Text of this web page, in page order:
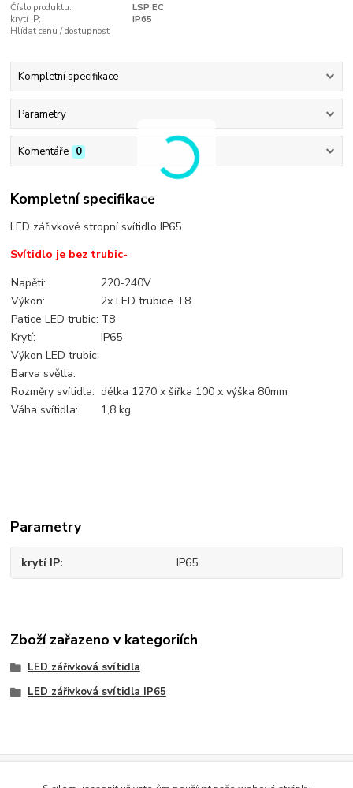
Číslo produktu:
LSP EC
krytí IP:
IP65
Hlídat cenu / dostupnost
Kompletní specifikace
Parametry
Komentáře 0
Kompletní specifikace
LED zářivkové stropní svítidlo IP65.
Svítidlo je bez trubic-
Napětí:
220-240V
Výkon:
2x LED trubice T8
Patice LED trubic: T8
Krytí:
IP65
Výkon LED trubic:
Barva světla:
Rozměry svítidla: délka 1270 x šířka 100 x výška 80mm
Váha svítidla:
1,8 kg
Parametry
krytí IP IP65
Zboží zařazeno v kategoriích
LED zářivková svítidla
LED zářivková svítidla IP65